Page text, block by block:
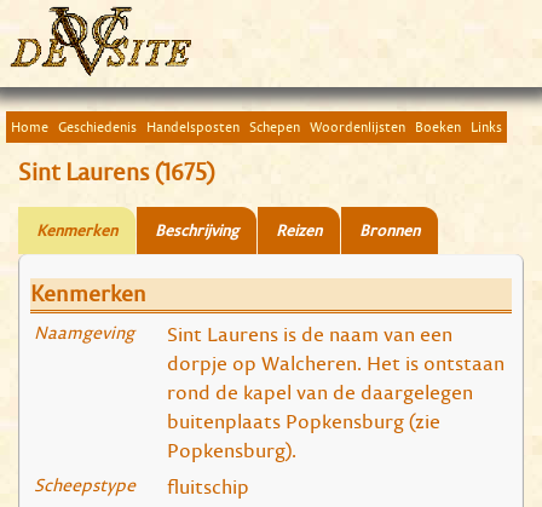
Home Geschiedenis Handelsposten Schepen Woordenlijsten Boeken Links
Sint Laurens (1675)
Kenmerken Beschrijving Reizen Bronnen
Kenmerken
Naamgeving
Sint Laurens is de naam van een
dorpje op Walcheren. Het is ontstaan
rond de kapel van de daargelegen
buitenplaats Popkensburg (zie
Popkensburg).
Scheepstype fluitschip